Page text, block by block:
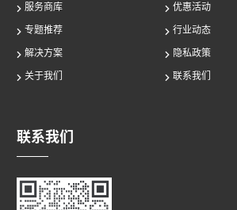
服务商库
优惠活动
专题推荐
行业动态
解决方案
隐私政策
关于我们
联系我们
联系我们